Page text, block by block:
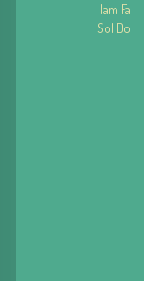
lam Fa
Sol Do